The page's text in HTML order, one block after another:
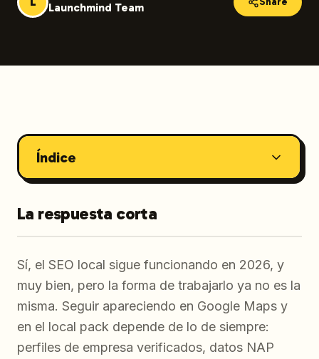
Launchmind Team
Índice
La respuesta corta
Sí, el SEO local sigue funcionando en 2026, y
muy bien, pero la forma de trabajarlo ya no es la
misma. Seguir apareciendo en Google Maps y
en el local pack depende de lo de siempre:
perfiles de empresa verificados, datos NAP